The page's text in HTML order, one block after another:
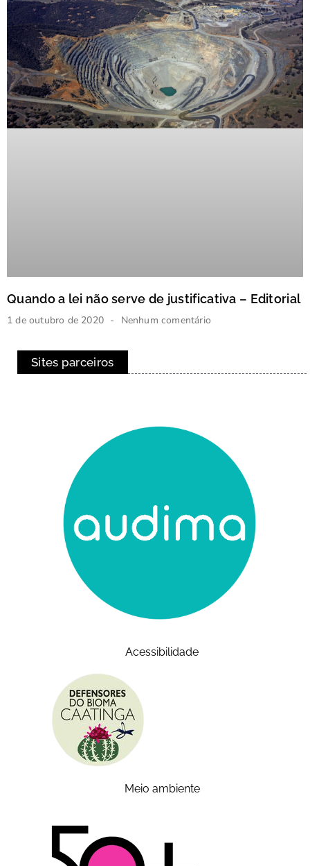
Quando a lei não serve de justificativa – Editorial
1 de outubro de 2020 Nenhum comentário
Sites parceiros
Acessibilidade
Meio ambiente